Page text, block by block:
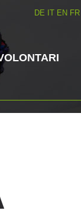
DE IT EN FR